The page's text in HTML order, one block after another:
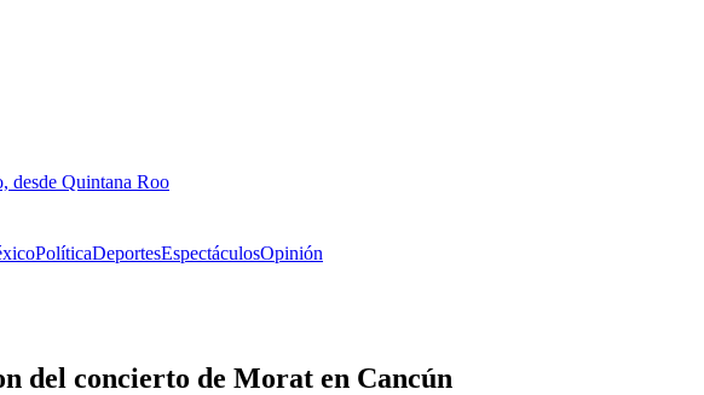
desde Quintana Roo
PolíticaDeportesEspectáculosOpinión
del concierto de Morat en Cancún